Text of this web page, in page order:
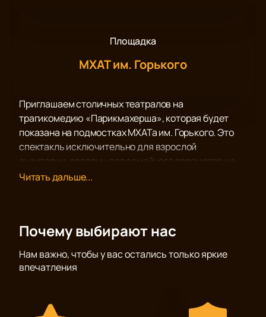
Площадка
МХАТ им. Горького
Приглашаем столичных театралов на
трагикомедию «Парикмахерша», которая будет
показана на подмостках МХАТа им. Горького. Это
спектакль исключительно для взрослой
аудитории, поэтому для семейного просмотра не
подходит.
Пьеса переписана драматургом Сергеем
а команда Эдуард Бояков – Руслан Маликов – Инга
Оболдина собралась вновь для создания новой
Героиня Инги Оболдиной, мазохистически
Читать дальше...
Почему выбирают нас
Нам важно, чтобы у вас остались только яркие
впечатления